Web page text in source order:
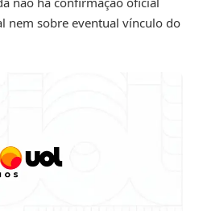
nem sobre eventual vínculo do